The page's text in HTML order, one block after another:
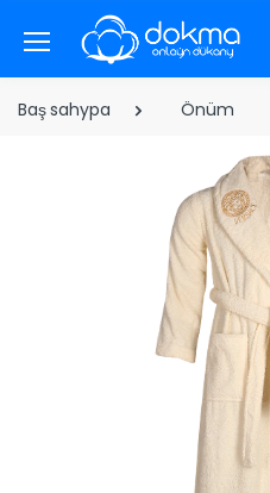
Baş sahypa Önüm